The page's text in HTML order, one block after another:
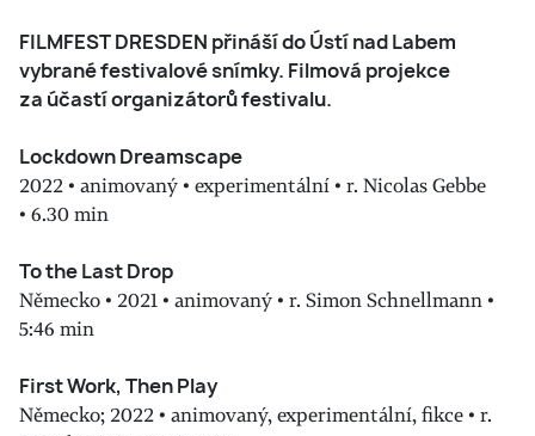
FILMFEST DRESDEN přináší do Ústí nad Labem
vybrané festivalové snímky. Filmová projekce
za účastí organizátorů festivalu.
Lockdown Dreamscape
2022 • animovaný • experimentální • r. Nicolas Gebbe
• 6.30 min
To the Last Drop
Německo • 2021 • animovaný • r. Simon Schnellmann •
5:46 min
First Work, Then Play
Německo; 2022 • animovaný, experimentální, fikce • r.